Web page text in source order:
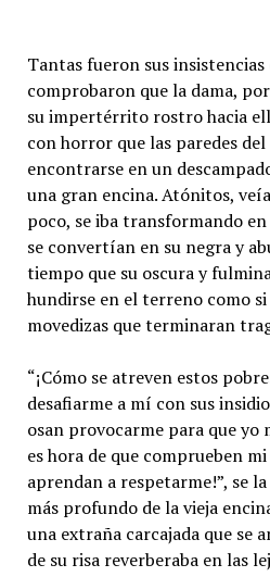
Tantas fueron sus insistencias
comprobaron que la dama,
su impertérrito rostro hacia
con horror que las paredes
encontrarse en un
una gran encina. Atónitos,
poco, se iba transformando
se convertían en su negra y
tiempo que su oscura y
hundirse en el terreno como
movedizas que terminaran
“¡Cómo se atreven estos
desafiarme a mí con sus
osan provocarme para que yo
es hora de que comprueben
aprendan a respetarme!”, se
más profundo de la vieja
una extraña carcajada que se
de su risa reverberaba en las